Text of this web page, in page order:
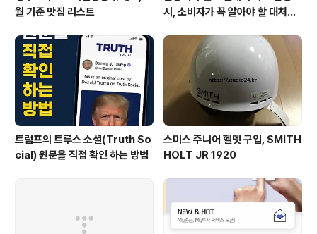
월 기준 맛집 리스트
시, 소비자가 꼭 알아야 할 대처법
트럼프의 트루스 소셜(Truth So
cial) 원문을 직접 확인 하는 방법
스미스 주니어 헬멧 구입, SMITH
HOLT JR 1920